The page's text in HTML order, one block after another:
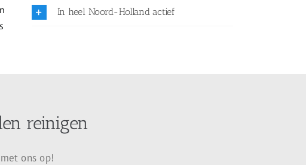
In heel Noord-Holland actief
reinigen
ons op!